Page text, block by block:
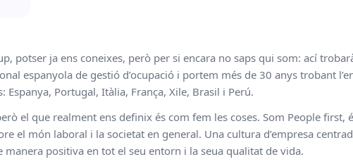
potser ja ens coneixes, però per si encara no saps qui som: ací
espanyola de gestió d’ocupació i portem més de 30 anys trobant
Espanya, Portugal, Itàlia, França, Xile, Brasil i Perú.
el que realment ens definix és com fem les coses. Som People
el món laboral i la societat en general. Una cultura d’empresa
manera positiva en tot el seu entorn i la seua qualitat de vida.